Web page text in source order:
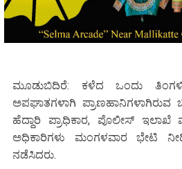
ಮೂಡುಬಿದಿರೆ: ಕಳೆದ ಒಂದು
ಅಪಘಾತಗಳಾಗಿ ಪ್ರಾಣಹಾನಿಗಳಾಗಿರುವ
ಹೆದ್ದಾರಿ ಪ್ರಾಧಿಕಾರ, ಪೊಲೀಸ್
ಅಧಿಕಾರಿಗಳು ಮಂಗಳವಾರ ಭೇಟಿ
ನಡೆಸಿದರು.